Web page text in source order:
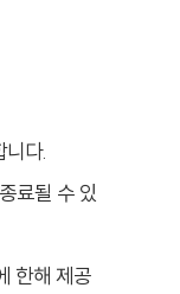
니다.
료될 수 있
한해 제공